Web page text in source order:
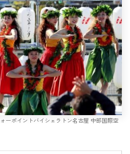
ーポイントバイシェラトン名古屋 中部国際空